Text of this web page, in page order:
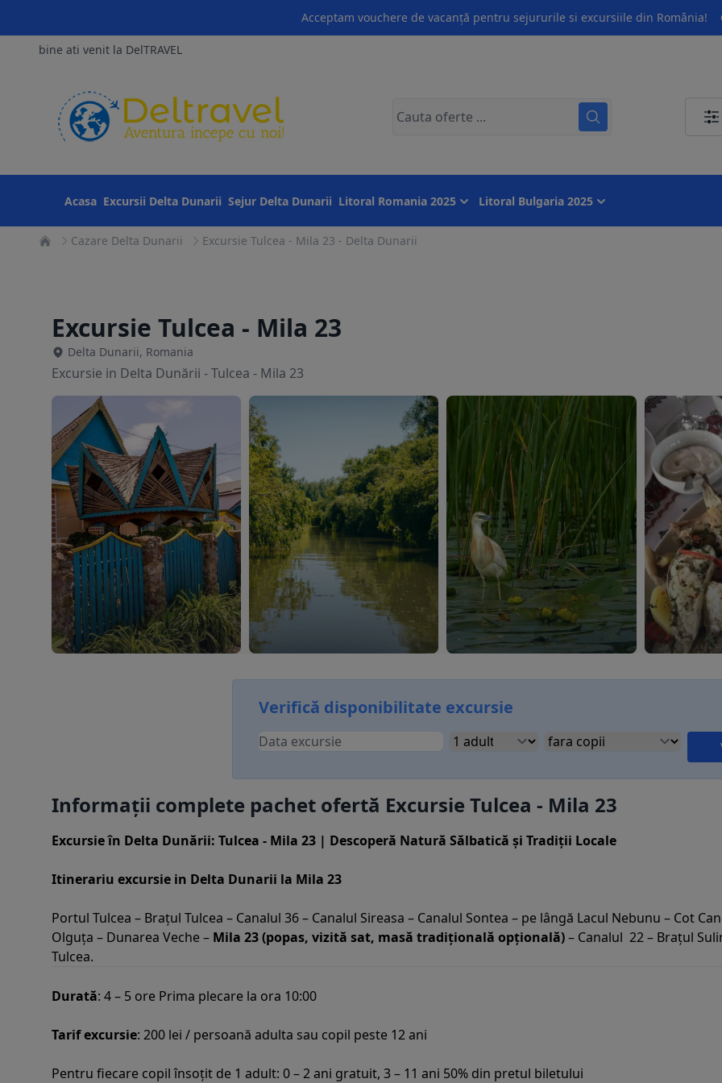
Acceptam vouchere de vacanță pentru sejururile si excursiile din România!
bine ati venit la DelTRAVEL
Acasa Excursii Delta Dunarii Sejur Delta Dunarii Litoral Romania 2025 Litoral Bulgaria 2025
Cazare Delta Dunarii Excursie Tulcea - Mila 23 - Delta Dunarii
Excursie Tulcea - Mila 23
Delta Dunarii, Romania
Excursie in Delta Dunării - Tulcea - Mila 23
Verifică disponibilitate excursie
Informații complete pachet ofertă Excursie Tulcea - Mila 23
Excursie în Delta Dunării: Tulcea - Mila 23 | Descoperă Natură Sălbatică și Tradiții Locale
Itinerariu excursie in Delta Dunarii la Mila 23
Portul Tulcea – Brațul Tulcea – Canalul 36 – Canalul Sireasa – Canalul Sontea – pe lângă Lacul Nebunu – Cot
Olguța – Dunarea Veche – Mila 23 (popas, vizită sat, masă tradițională opțională)– Canalul 22 – Brațul
Tulcea.
Durată: 4 – 5 ore Prima plecare la ora 10:00
Tarif excursie: 200 lei / persoană adulta sau copil peste 12 ani
Pentru fiecare copil însoțit de 1 adult: 0 – 2 ani gratuit, 3 – 11 ani 50% din pretul biletului